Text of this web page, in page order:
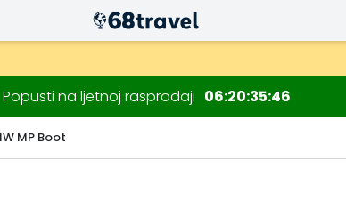
Popusti na ljetnoj rasprodaji 06 20 35 45
MP Boot